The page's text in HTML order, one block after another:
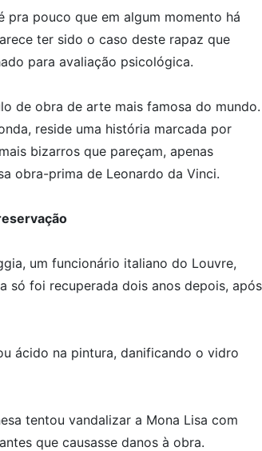
pra pouco que em algum momento há
ter sido o caso deste rapaz que
para avaliação psicológica.
de obra de arte mais famosa do mundo.
reside uma história marcada por
bizarros que pareçam, apenas
obra-prima de Leonardo da Vinci.
um funcionário italiano do Louvre,
só foi recuperada dois anos depois, após
ácido na pintura, danificando o vidro
tentou vandalizar a Mona Lisa com
que causasse danos à obra.